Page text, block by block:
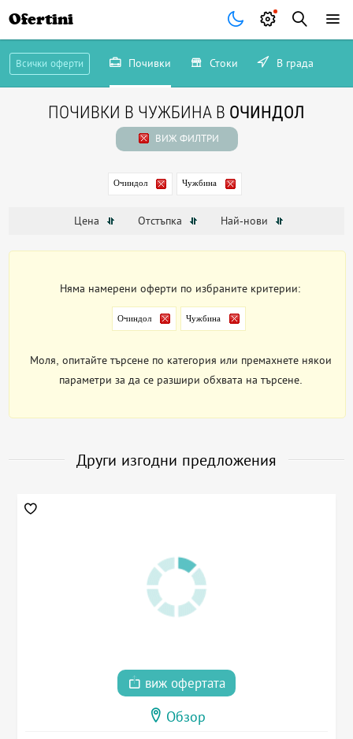
Ofertini
Всички оферти Почивки Стоки В града
ПОЧИВКИ В ЧУЖБИНА В ОЧИНДОЛ
ВИЖ ФИЛТРИ
Очиндол Чужбина
Цена Отстъпка Най-нови
Няма намерени оферти по избраните критерии:
Очиндол Чужбина
Моля, опитайте търсене по категория или премахнете някои
параметри за да се разшири обхвата на търсене.
Други изгодни предложения
виж офертата
Обзор